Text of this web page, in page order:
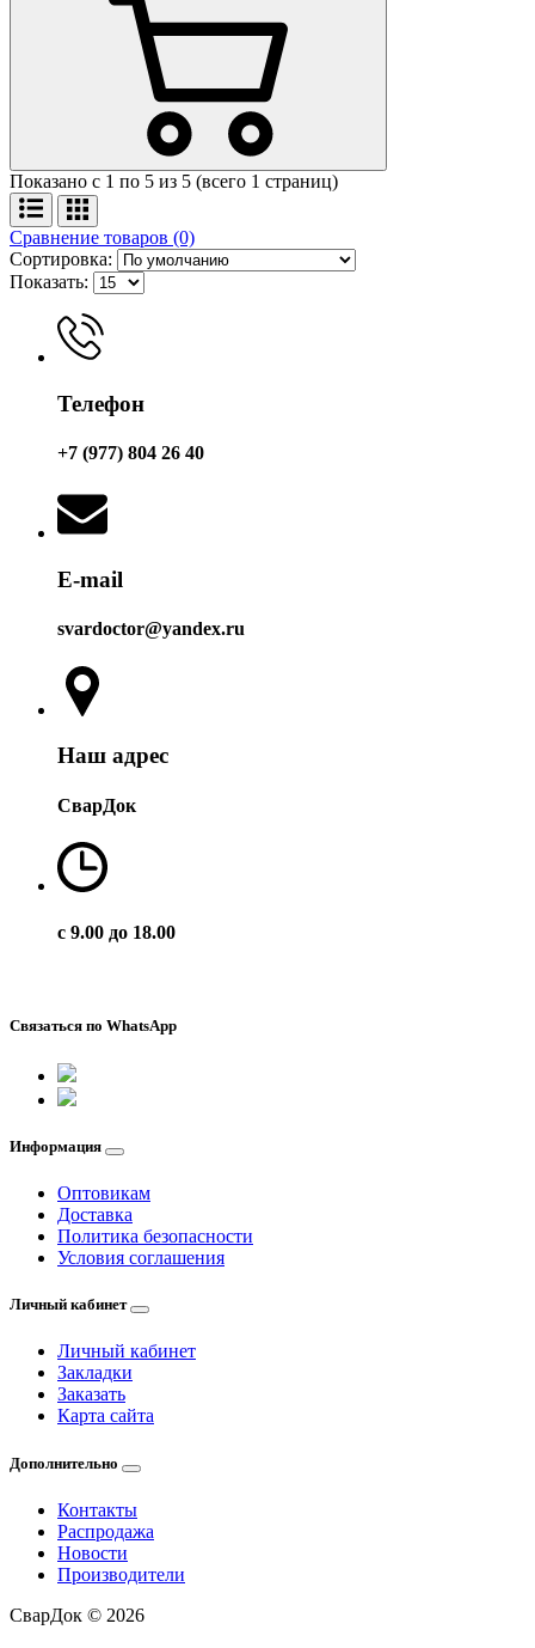
Показано с 1 по 5 из 5 (всего 1 страниц)
Сравнение товаров (0)
Сортировка:
Показать:
Телефон
+7 (977) 804 26 40
E-mail
svardoctor@yandex.ru
Наш адрес
СварДок
с 9.00 до 18.00
Связаться по WhatsApp
Информация
Оптовикам
Доставка
Политика безопасности
Условия соглашения
Личный кабинет
Личный кабинет
Закладки
Заказать
Карта сайта
Дополнительно
Контакты
Распродажа
Новости
Производители
СварДок © 2026